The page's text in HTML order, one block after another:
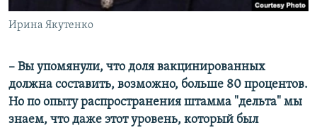
Ирина Якутенко
– Вы упомянули, что доля вакцинированных
должна составить, возможно, больше 80 процентов.
Но по опыту распространения штамма "дельта" мы
знаем, что даже этот уровень, который был